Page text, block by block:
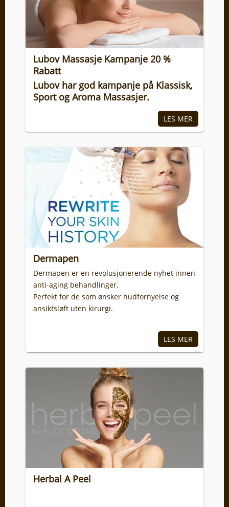
Lubov Massasje Kampanje 20 %
Rabatt
Lubov har god kampanje på Klassisk,
Sport og Aroma Massasjer.
Dermapen
Dermapen er en revolusjonerende nyhet innen
anti-aging behandlinger.
Perfekt for de som ønsker hudfornyelse og
ansiktsløft uten kirurgi.
Herbal A Peel